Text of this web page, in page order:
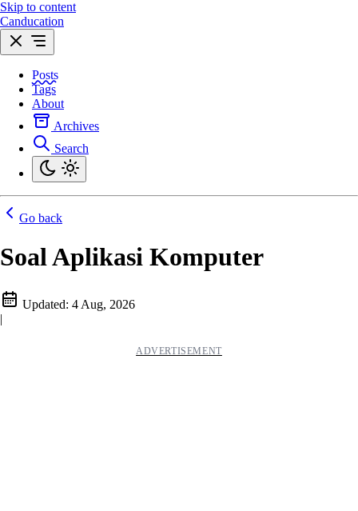
Skip to content
Canducation
Posts
Tags
About
Archives
Search
Go back
Soal Aplikasi Komputer
Updated: 4 Aug, 2026
|